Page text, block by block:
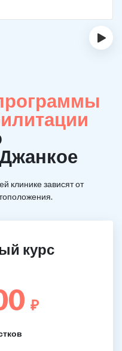
›
клинике зависят от
курс
₽